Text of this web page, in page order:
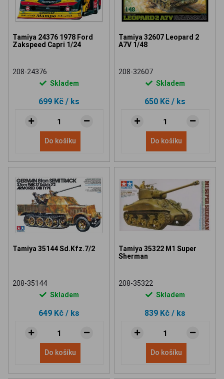
Tamiya 24376 1978 Ford
Zakspeed Capri 1/24
208-24376
Skladem
699 Kč / ks
Do košíku
Tamiya 32607 Leopard 2
A7V 1/48
208-32607
Skladem
650 Kč / ks
Do košíku
Tamiya 35144 Sd.Kfz.7/2
208-35144
Skladem
649 Kč / ks
Do košíku
Tamiya 35322 M1 Super
Sherman
208-35322
Skladem
839 Kč / ks
Do košíku